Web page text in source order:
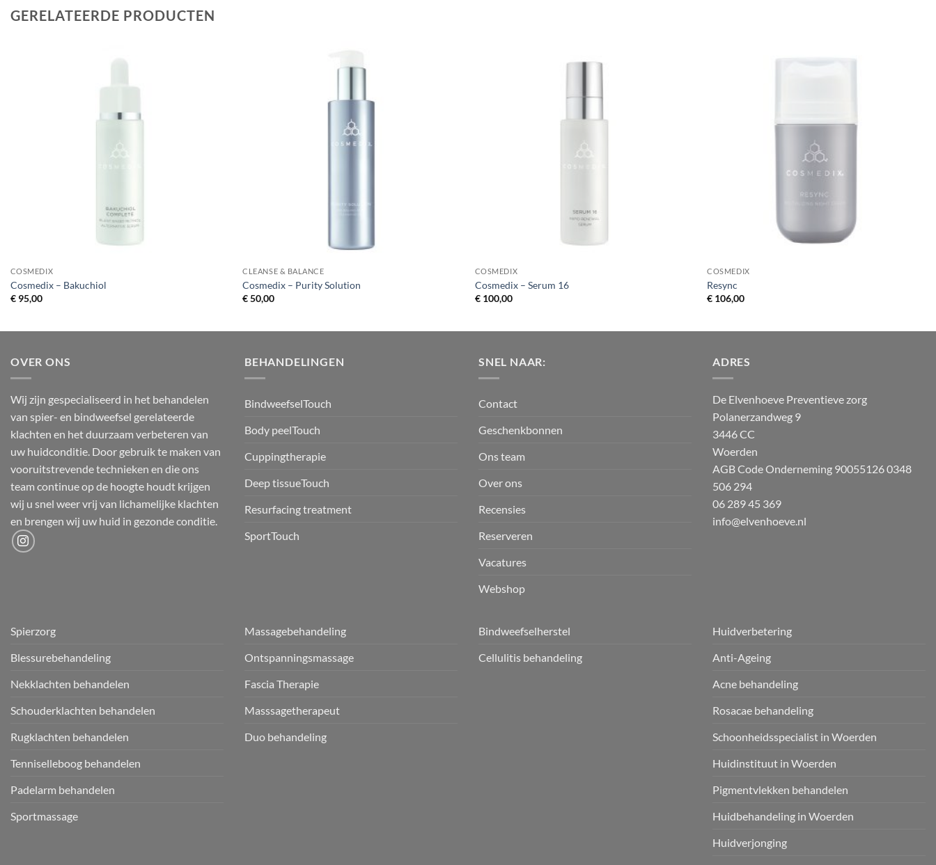
GERELATEERDE PRODUCTEN
COSMEDIX
Cosmedix – Bakuchiol
€95,00
CLEANSE & BALANCE
Cosmedix – Purity Solution
€50,00
COSMEDIX
Cosmedix – Serum 16
€100,00
COSMEDIX
Resync
€ 106,00
OVER ONS
Wij zijn gespecialiseerd in het behandelen
van spier- en bindweefsel gerelateerde
klachten en het duurzaam verbeteren van
uw huidconditie. Door gebruik te maken van
vooruitstrevende technieken en die ons
team continue op de hoogte houdt krijgen
wij u snel weer vrij van lichamelijke klachten
en brengen wij uw huid in gezonde conditie.
BEHANDELINGEN
BindweefselTouch
Body peelTouch
Cuppingtherapie
Deep tissueTouch
Resurfacing treatment
SportTouch
SNEL NAAR:
Contact
Geschenkbonnen
Ons team
Over ons
Recensies
Reserveren
Vacatures
Webshop
ADRES
De Elvenhoeve Preventieve zorg
Polanerzandweg 9
3446 CC
Woerden
AGB Code Onderneming 900551260348
506 294
06 289 45 369
info@elvenhoeve.nl
Spierzorg
Blessurebehandeling
Nekklachten behandelen
Schouderklachten behandelen
Rugklachten behandelen
Tenniselleboog behandelen
Padelarm behandelen
Sportmassage
Massagebehandeling
Ontspanningsmassage
Fascia Therapie
Masssagetherapeut
Duo behandeling
Bindweefselherstel
Cellulitis behandeling
Huidverbetering
Anti-Ageing
Acne behandeling
Rosacae behandeling
Schoonheidsspecialist in Woerden
Huidinstituut in Woerden
Pigmentvlekken behandelen
Huidbehandeling in Woerden
Huidverjonging